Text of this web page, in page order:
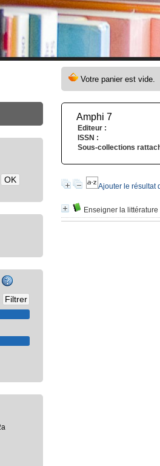
Amphi 7
Editeur :
ISSN :
Sous-collections
Ajouter le résultat
Enseigner la